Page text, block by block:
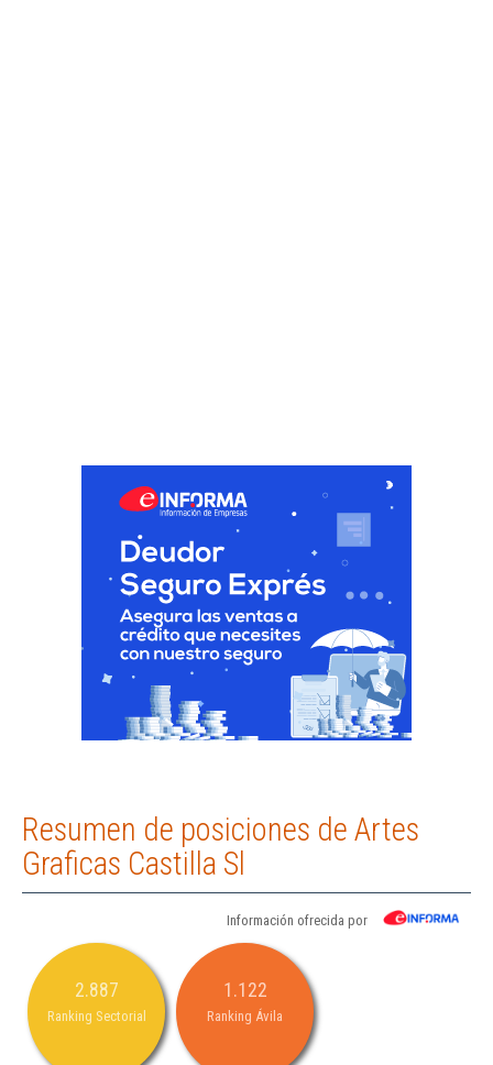
Resumen de posiciones de Artes
Graficas Castilla Sl
Información ofrecida por
2.887
Ranking Sectorial
1.122
Ranking Ávila